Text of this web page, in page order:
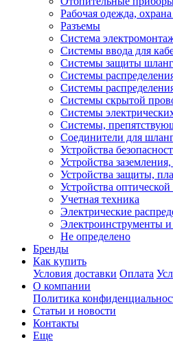
Рабочая одежда, охрана
Разъемы
Система
Системы ввода для
Системы защиты
Системы
Системы
Системы скрытой
Системы
Системы,
Соединители для
Устройства
Устройства
Устройства защиты,
Устройства
Учетная техника
Электрические
Электроинструменты
Не определено
Бренды
Как купить
Условия доставки Оплата
О компании
Политика
Статьи и новости
Контакты
Еще